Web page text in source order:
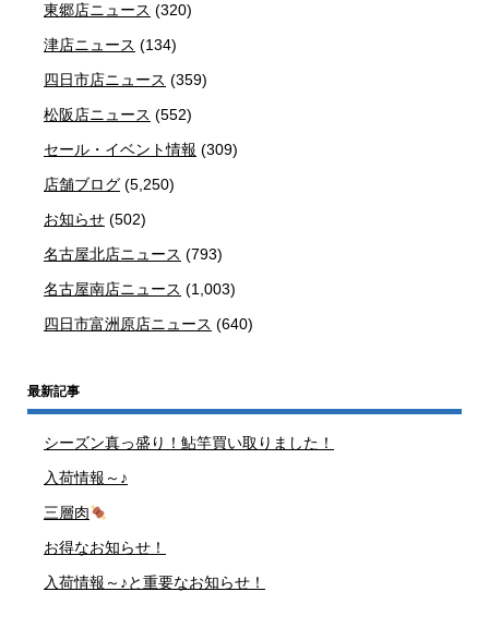
東郷店ニュース (320)
津店ニュース (134)
四日市店ニュース (359)
松阪店ニュース (552)
セール・イベント情報 (309)
店舗ブログ (5,250)
お知らせ (502)
名古屋北店ニュース (793)
名古屋南店ニュース (1,003)
四日市富洲原店ニュース (640)
最新記事
シーズン真っ盛り！鮎竿買い取りました！
入荷情報～♪
三層肉
お得なお知らせ！
入荷情報～♪と重要なお知らせ！